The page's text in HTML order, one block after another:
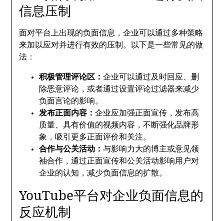
信息压制
面对平台上出现的负面信息，企业可以通过多种策略
来加以应对并进行有效的压制。以下是一些常见的做
法：
积极管理评论区：企业可以通过及时回应、删
除恶意评论，或者通过设置评论过滤器来减少
负面言论的影响。
发布正面内容：企业应加强正面宣传，发布高
质量、具有价值的视频内容，不断强化品牌形
象，吸引更多正面评价和关注。
合作与公关活动：与影响力大的博主或意见领
袖合作，通过正面宣传和公关活动影响用户对
企业的认知，减少负面信息的扩散。
YouTube平台对企业负面信息的
反应机制